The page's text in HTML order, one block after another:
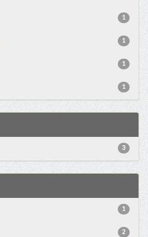
1
1
1
1
3
1
2